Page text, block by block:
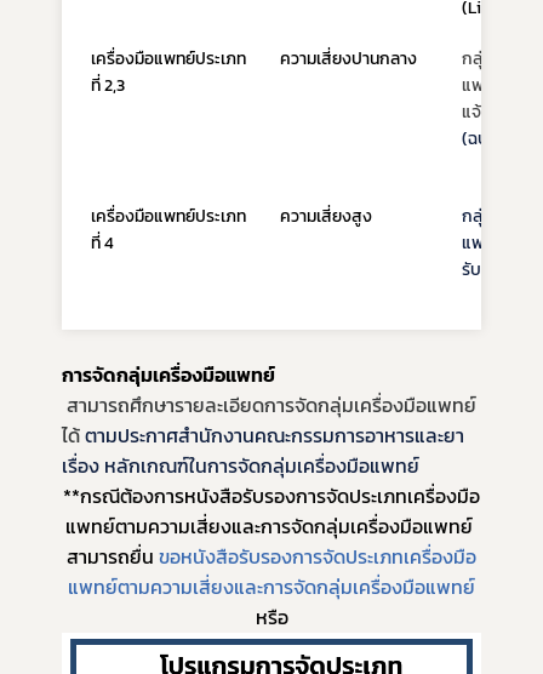
(Listing
เครื่องมือแพทย์ประเภท
ที่ 2,3
ความเสี่ยงปานกลาง
กลุ่มเครื่อง
แพทย์ที่ผู้ผ
แจ้งรายกา
(ฉบับที่ 2)
เครื่องมือแพทย์ประเภท
ที่ 4
ความเสี่ยงสูง
กลุ่มเครื่อง
แพทย์ที่ผู้ผ
รับอนุญาต
การจัดกลุ่มเครื่องมือแพทย์
ได้ตามประกาศสำนักงานคณะกรรมการอาหารและยา
เรื่อง หลักเกณฑ์ในการจัดกลุ่มเครื่องมือแพทย์
**กรณีต้องการหนังสือรับรองการจัดประเภทเครื่องมือ
แพทย์ตามความเสี่ยงและการจัดกลุ่มเครื่องมือแพทย์
สามารถยื่น ขอหนังสือรับรองการจัดประเภทเครื่องมือ
แพทย์ตามความเสี่ยงและการจัดกลุ่มเครื่องมือแพทย์
หรือ
Subscribe
เลือกหัวข้อที่ท่านต้องการ Subscribe